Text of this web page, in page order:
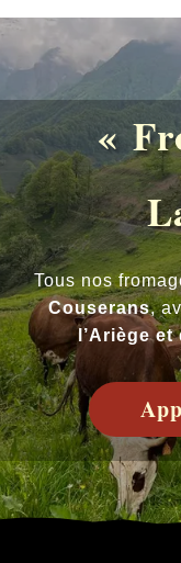
«
Tous nos
Couserans,
l’Ariège et